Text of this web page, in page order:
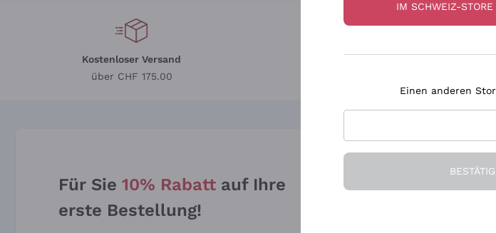
Kostenloser Versand
über CHF 175.00
Für Sie 10% Rabatt auf Ihre
erste Bestellung!
Die Firma
IM SCHWEIZ-STORE
Einen anderen